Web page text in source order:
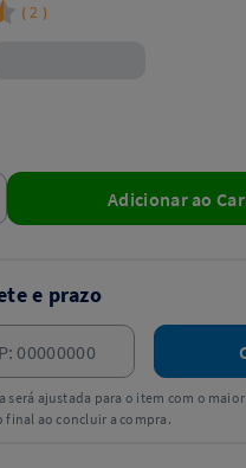
( 2 )
Adicionar ao
e prazo
será ajustada para o item com o
final ao concluir a compra.